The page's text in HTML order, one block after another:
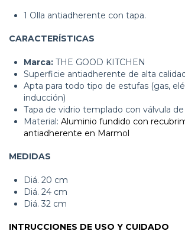
1 Olla antiadherente con tapa.
CARACTERÍSTICAS
Marca: THE GOOD KITCHEN
Superficie antiadherente de alta
Apta para todo tipo de estufas (gas,
inducción)
Tapa de vidrio templado con válvula
Material: Aluminio fundido con
antiadherente en Marmol
MEDIDAS
Diá. 20 cm
Diá. 24 cm
Diá. 32 cm
INTRUCCIONES DE USO Y CUIDADO